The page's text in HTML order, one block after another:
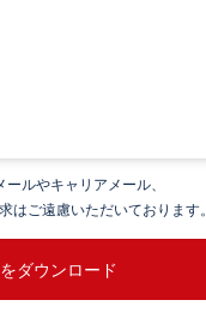
ルやキャリアメール、
ご遠慮いただいております。